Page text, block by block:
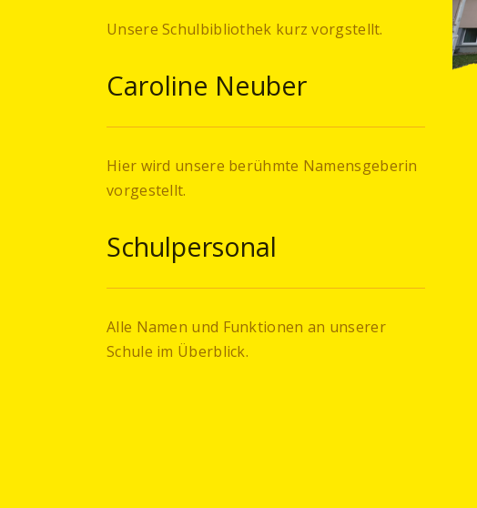
Unsere Schulbibliothek kurz vorgstellt.
Caroline Neuber
Hier wird unsere berühmte Namensgeberin
vorgestellt.
Schulpersonal
Alle Namen und Funktionen an unserer
Schule im Überblick.